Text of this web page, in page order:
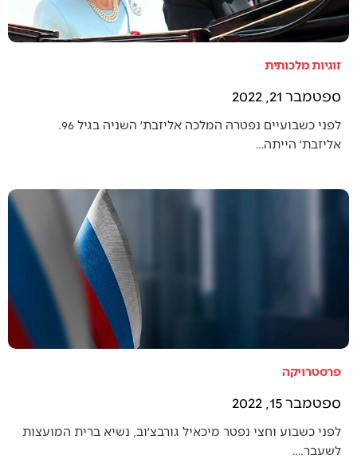
זוגיות מלכותית
ספטמבר 21, 2022
לפני כשבועיים נפטרה המלכה אליזבת׳ השניה בגיל 96.
אליזבת׳ הייתה…
פרסטרויקה
ספטמבר 15, 2022
לפני כשבוע וחצי נפטר מיכאיל גורבצ׳וב, נשיא ברית המועצות
לשעבר.…